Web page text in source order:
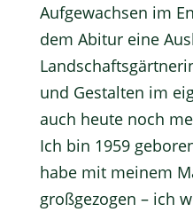
Aufgewachsen im
dem Abitur eine
und Gestalten im
auch heute noch
Ich bin 1959
habe mit meinem
großgezogen – ich